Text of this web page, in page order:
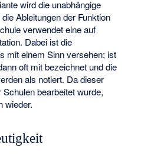
wird die unabhängige
Ableitungen der Funktion
verwendet eine auf
Dabei ist die
mit einem Sinn versehen; ist
oft mitbezeichnet und die
als notiert. Da dieser
bearbeitet wurde,
wieder.